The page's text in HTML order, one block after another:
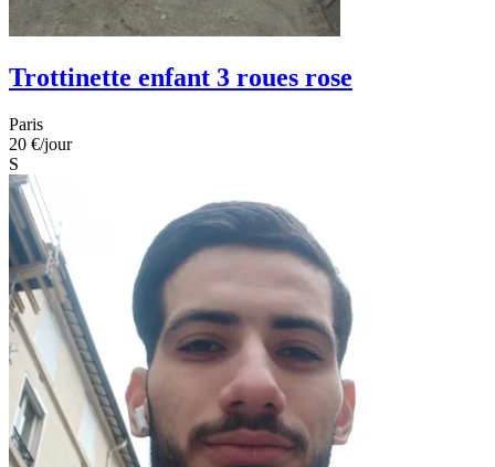
Trottinette enfant 3 roues rose
Paris
20 €/jour
S